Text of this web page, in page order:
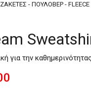
ΖΑΚΕΤΕΣ - ΠΟΥΛΟΒΕΡ - FLEECE
για την